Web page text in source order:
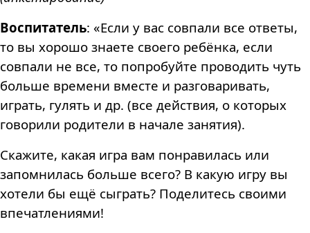
Воспитатель: «Если у вас совпали все ответы,
то вы хорошо знаете своего ребёнка, если
совпали не все, то попробуйте проводить чуть
больше времени вместе и разговаривать,
играть, гулять и др. (все действия, о которых
говорили родители в начале занятия).
Скажите, какая игра вам понравилась или
запомнилась больше всего? В какую игру вы
хотели бы ещё сыграть? Поделитесь своими
впечатлениями!